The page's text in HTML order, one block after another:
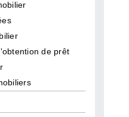
de prêt